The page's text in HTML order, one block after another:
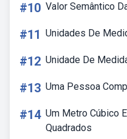
#10 Valor Semântico
#11 Unidades De
#12 Unidade De
#13 Uma Pessoa
#14 Um Metro Cúbico
Quadrados